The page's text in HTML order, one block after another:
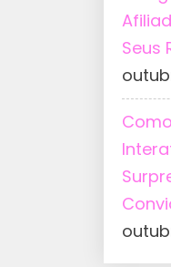
Seus